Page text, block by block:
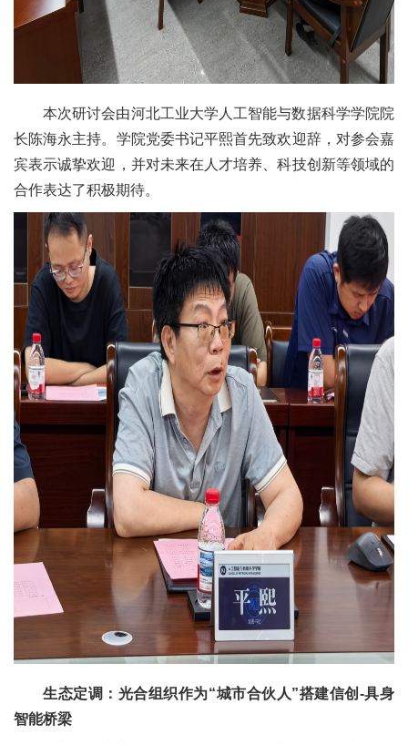
本次研讨会由河北工业大学人工智能与数据科学学院院
长陈海永主持。学院党委书记平熙首先致欢迎辞，对参会嘉
宾表示诚挚欢迎，并对未来在人才培养、科技创新等领域的
合作表达了积极期待。
生态定调：光合组织作为“城市合伙人”搭建信创-具身
智能桥梁